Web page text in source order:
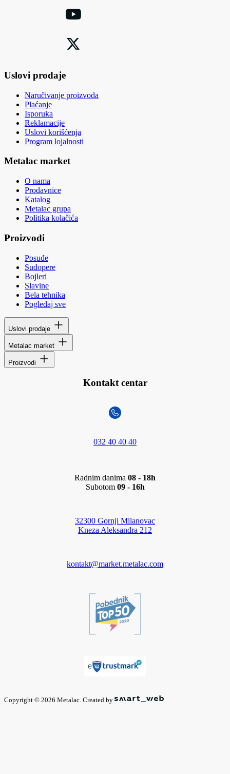
Uslovi prodaje
Naručivanje proizvoda
Plaćanje
Isporuka
Reklamacije
Uslovi korišćenja
Program lojalnosti
Metalac market
O nama
Prodavnice
Katalog
Metalac grupa
Politika kolačića
Proizvodi
Posuđe
Sudopere
Bojleri
Slavine
Bela tehnika
Pogledaj sve
Uslovi prodaje
Metalac market
Proizvodi
Kontakt centar
032 40 40 40
Radnim danima 08 - 18h
Subotom 09 - 16h
32300 Gornji Milanovac
Kneza Aleksandra 212
kontakt@market.metalac.com
Copyright © 2026 Metalac. Created by